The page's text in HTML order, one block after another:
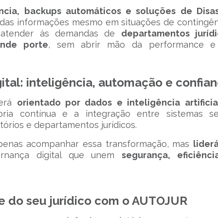
backups automáticos e soluções de
informações mesmo em situações de
às demandas de departamentos
porte, sem abrir mão da performance
inteligência, automação e
orientado por dados e inteligência
contínua e a integração entre sistemas
e departamentos jurídicos.
acompanhar essa transformação, mas
digital que unemsegurança,
seu jurídico com o AUTOJUR